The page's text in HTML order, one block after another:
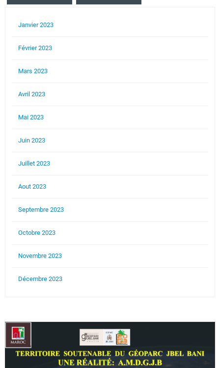
Janvier 2023
Février 2023
Mars 2023
Avril 2023
Mai 2023
Juin 2023
Juillet 2023
Aout 2023
Septembre 2023
Octobre 2023
Novembre 2023
Décembre 2023